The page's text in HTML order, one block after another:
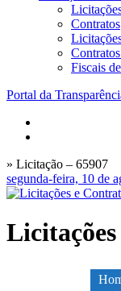
Contratos
Fiscais
Portal da
» Licitação – 65907
segunda-feira, 10 de
Licitações